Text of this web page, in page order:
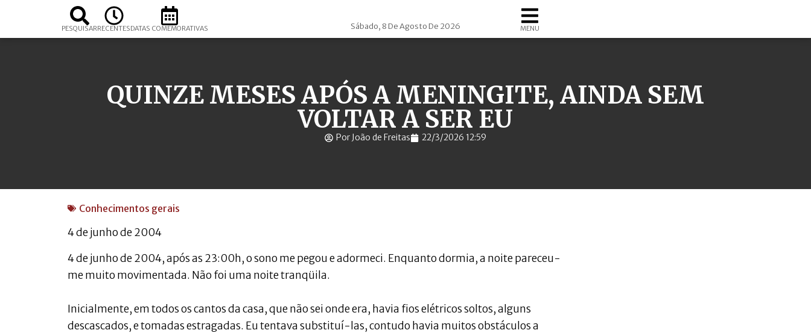
PESQUISARRECENTESDATAS COMEMORATIVAS Sábado, 8 De Agosto De 2026 MENU
QUINZE MESES APÓS A MENINGITE, AINDA SEM
VOLTAR A SER EU
Por João de Freitas 22/3/2026 12:59
Conhecimentos gerais
4 de junho de 2004
4 de junho de 2004, após as 23:00h, o sono me pegou e adormeci. Enquanto dormia, a noite pareceu-
me muito movimentada. Não foi uma noite tranqüila.
Inicialmente, em todos os cantos da casa, que não sei onde era, havia fios elétricos soltos, alguns
descascados, e tomadas estragadas. Eu tentava substituí-las, contudo havia muitos obstáculos a